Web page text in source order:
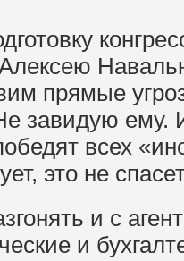
прямые
завидую ему.
всех
это не
и с
и